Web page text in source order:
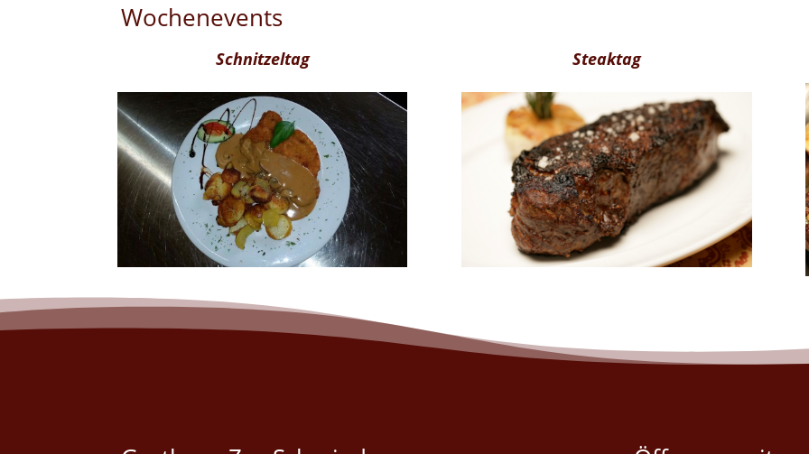
Wochenevents
Schnitzeltag
Jeden Mittwoch
Steaktag
Jeden Donnerstag